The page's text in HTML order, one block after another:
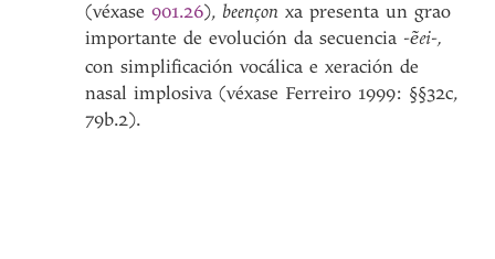
(véxase901.26),beençonxa presenta un grao
importante de evolución da secuencia -e͂ei-,
con simplificación vocálica e xeración de
nasal implosiva (véxase Ferreiro 1999: §§32c,
79b.2).